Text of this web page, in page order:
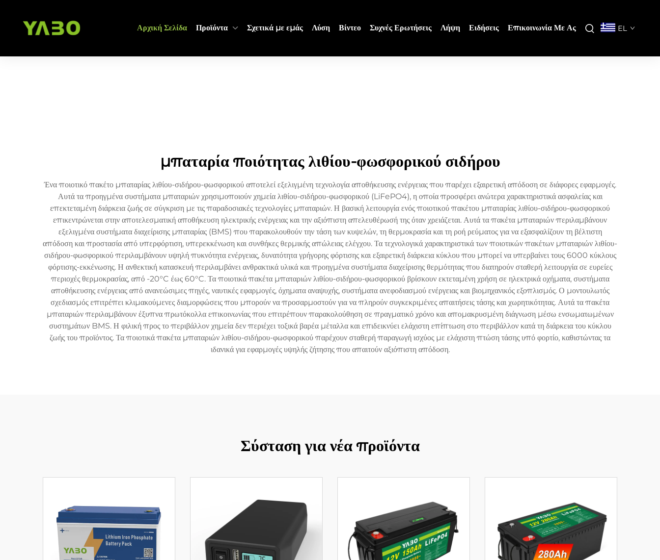
Αρχική Σελίδα Προϊόντα Σχετικά με εμάς Λύση Βίντεο Συχνές Ερωτήσεις Λήψη Ειδήσεις Επικοινωνία Με Ας EL
μπαταρία ποιότητας λιθίου-φωσφορικού σιδήρου
Ένα ποιοτικό πακέτο μπαταρίας λιθίου-σιδήρου-φωσφορικού αποτελεί εξελιγμένη τεχνολογία αποθήκευσης ενέργειας που παρέχει εξαιρετική απόδοση σε διάφορες εφαρμογές.
Αυτά τα προηγμένα συστήματα μπαταριών χρησιμοποιούν χημεία λιθίου-σιδήρου-φωσφορικού (LiFePO4), η οποία προσφέρει ανώτερα χαρακτηριστικά ασφαλείας και
επεκτεταμένη διάρκεια ζωής σε σύγκριση με τις παραδοσιακές τεχνολογίες μπαταριών. Η βασική λειτουργία ενός ποιοτικού πακέτου μπαταρίας λιθίου-σιδήρου-φωσφορικού
επικεντρώνεται στην αποτελεσματική αποθήκευση ηλεκτρικής ενέργειας και την αξιόπιστη απελευθέρωσή της όταν χρειάζεται. Αυτά τα πακέτα μπαταριών περιλαμβάνουν
εξελιγμένα συστήματα διαχείρισης μπαταρίας (BMS) που παρακολουθούν την τάση των κυψελών, τη θερμοκρασία και τη ροή ρεύματος για να εξασφαλίζουν τη βέλτιστη
απόδοση και προστασία από υπερφόρτιση, υπερεκκένωση και συνθήκες θερμικής απώλειας ελέγχου. Τα τεχνολογικά χαρακτηριστικά των ποιοτικών πακέτων μπαταριών λιθίου-
σιδήρου-φωσφορικού περιλαμβάνουν υψηλή πυκνότητα ενέργειας, δυνατότητα γρήγορης φόρτισης και εξαιρετική διάρκεια κύκλου που μπορεί να υπερβαίνει τους 6000 κύκλους
φόρτισης-εκκένωσης. Η ανθεκτική κατασκευή περιλαμβάνει ανθρακτικά υλικά και προηγμένα συστήματα διαχείρισης θερμότητας που διατηρούν σταθερή λειτουργία σε ευρείες
περιοχές θερμοκρασίας, από -20°C έως 60°C. Τα ποιοτικά πακέτα μπαταριών λιθίου-σιδήρου-φωσφορικού βρίσκουν εκτεταμένη χρήση σε ηλεκτρικά οχήματα, συστήματα
αποθήκευσης ενέργειας από ανανεώσιμες πηγές, ναυτικές εφαρμογές, όχηματα αναψυχής, συστήματα ανεφοδιασμού ενέργειας και βιομηχανικός εξοπλισμός. Ο μοντουλωτός
σχεδιασμός επιτρέπει κλιμακούμενες διαμορφώσεις που μπορούν να προσαρμοστούν για να πληρούν συγκεκριμένες απαιτήσεις τάσης και χωρητικότητας. Αυτά τα πακέτα
μπαταριών περιλαμβάνουν έξυπνα πρωτόκολλα επικοινωνίας που επιτρέπουν παρακολούθηση σε πραγματικό χρόνο και απομακρυσμένη διάγνωση μέσω ενσωματωμένων
συστημάτων BMS. Η φιλική προς το περιβάλλον χημεία δεν περιέχει τοξικά βαρέα μέταλλα και επιδεικνύει ελάχιστη επίπτωση στο περιβάλλον κατά τη διάρκεια του κύκλου
ζωής του προϊόντος. Τα ποιοτικά πακέτα μπαταριών λιθίου-σιδήρου-φωσφορικού παρέχουν σταθερή παραγωγή ισχύος με ελάχιστη πτώση τάσης υπό φορτίο, καθιστώντας τα
ιδανικά για εφαρμογές υψηλής ζήτησης που απαιτούν αξιόπιστη απόδοση.
Σύσταση για νέα προϊόντα